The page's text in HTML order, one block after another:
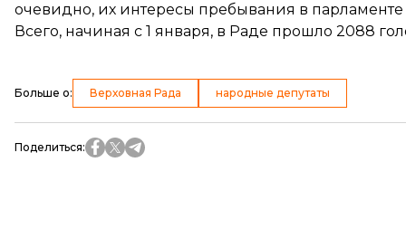
очевидно, их интересы пребывания в парламенте
Всего, начиная с 1 января, в Раде прошло 2088
Больше о: Верховная Рада народные депутаты
Поделиться: